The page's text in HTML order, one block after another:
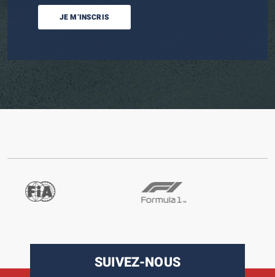
JE M’INSCRIS
SUIVEZ-NOUS